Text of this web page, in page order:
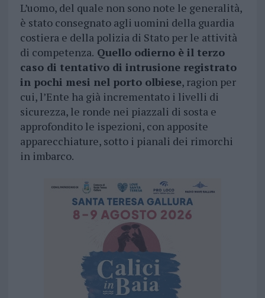
L’uomo, del quale non sono note le generalità,
è stato consegnato agli uomini della guardia
costiera e della polizia di Stato per le attività
di competenza. Quello odierno è il terzo
caso di tentativo di intrusione registrato
in pochi mesi nel porto olbiese, ragion per
cui, l’Ente ha già incrementato i livelli di
sicurezza, le ronde nei piazzali di sosta e
approfondito le ispezioni, con apposite
apparecchiature, sotto i pianali dei rimorchi
in imbarco.